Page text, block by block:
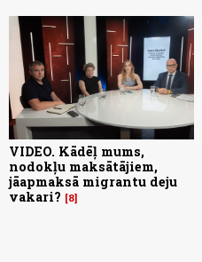
VIDEO. Kādēļ mums,
nodokļu maksātājiem,
jāapmaksā migrantu deju
vakari?
8